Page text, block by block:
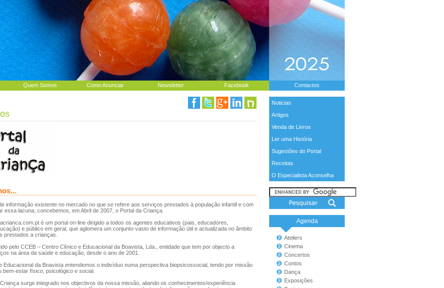
Quem Somos Como Anunciar Newsletter Facebook Contactos
Noticias
Artigos
Venda de Livros
Ler uma História
Sugestões do Portal
Receitas
O Especialista Aconselha
Agenda
Ateliers
Cinema
Concertos
Contos
Dança
Exposições
informação existente no mercado no que se refere aos serviços prestados à população infantil e com
essa lacuna, concebemos, em Abril de 2007, o Portal da Criança.
é um portal on-line dirigido a todos os agentes educativos (pais, educadores,
e público em geral, que aglomera um conjunto vasto de informação útil e actualizada no âmbito
prestados a crianças.
pelo CCEB – Centro Clínico e Educacional da Boavista, Lda., entidade que tem por objecto a
na área da saúde e educação, desde o ano de 2001.
Educacional da Boavista entendemos o indivíduo numa perspectiva biopsicossocial, tendo por missão
bem-estar físico, psicológico e social.
surge integrado nos objectivos da nossa missão, aliando os conhecimentos/experiência